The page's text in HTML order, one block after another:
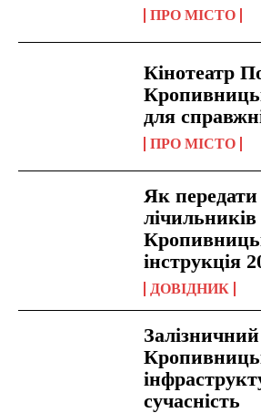
ПРО МІСТО
Кінотеатр
для
ПРО МІСТО
Як
інструкція
ДОВІДНИК
сучасність